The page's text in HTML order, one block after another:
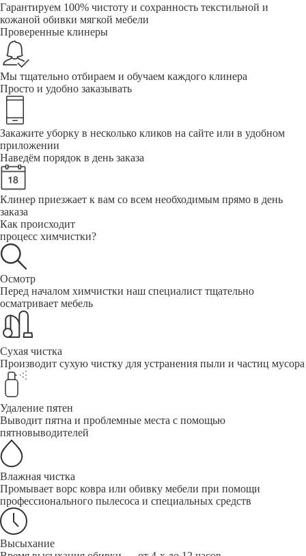
Гарантируем 100% чистоту и сохранность текстильной и
кожаной обивки мягкой мебели
Проверенные клинеры
Мы тщательно отбираем и обучаем каждого клинера
Просто и удобно заказывать
Закажите уборку в несколько кликов на сайте или в удобном
приложении
Наведём порядок в день заказа
Клинер приезжает к вам со всем необходимым прямо в день
заказа
Как происходит
процесс химчистки?
Осмотр
Перед началом химчистки наш специалист тщательно
осматривает мебель
Сухая чистка
Производит сухую чистку для устранения пыли и частиц мусора
Удаление пятен
Выводит пятна и проблемные места с помощью
пятновыводителей
Влажная чистка
Промывает ворс ковра или обивку мебели при помощи
профессионального пылесоса и специальных средств
Высыхание